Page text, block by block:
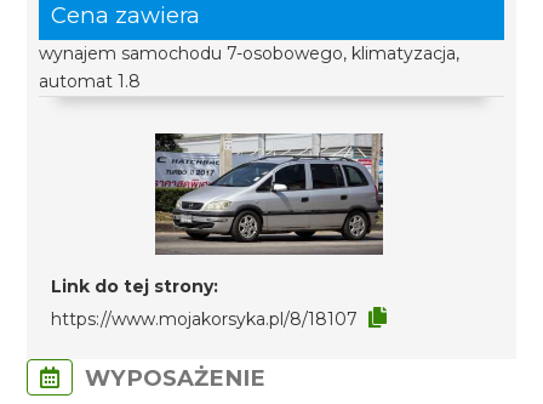
Cena zawiera
wynajem samochodu 7-osobowego, klimatyzacja,
automat 1.8
Link do tej strony:
https://www.mojakorsyka.pl/8/18107
WYPOSAŻENIE